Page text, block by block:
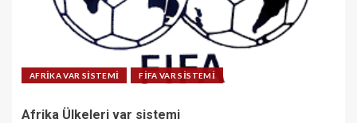
AFRİKA VAR SİSTEMİ FİFA VAR SİSTEMİ
Afrika Ülkeleri var sistemi